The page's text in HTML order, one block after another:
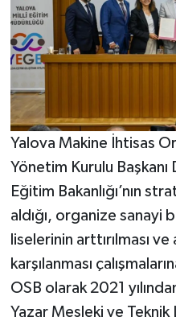
Yalova Makine İhtisas
Yönetim Kurulu
Eğitim Bakanlığı’nın
aldığı, organize sanayi
liselerinin arttırılması
karşılanması
OSB olarak 2021
Yazar Mesleki ve Teknik